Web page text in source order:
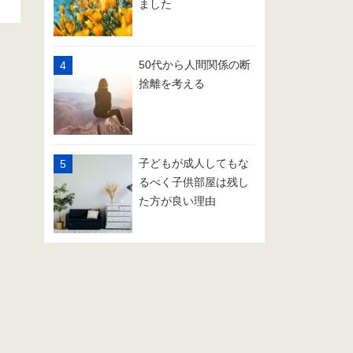
ました
50代から人間関係の断
捨離を考える
子どもが成人してもな
るべく子供部屋は残し
た方が良い理由